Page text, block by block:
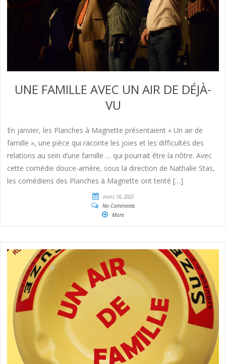
UNE FAMILLE AVEC UN AIR DE DÉJÀ-
VU
En janvier, les Planches à Magnette présentaient « Un air de
famille », une pièce qui raconte les joies et les difficultés des
relations au sein d’une famille … qui pourrait être la nôtre. Avec
cette comédie douce-amère, sous la direction de Nathalie Stas,
les comédiens des Planches à Magnette ont tenté […]
mars 16, 2025
No Comments
More